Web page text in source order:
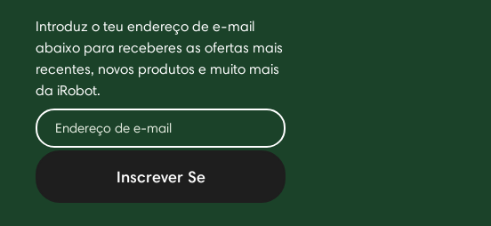
Introduz o teu endereço de e-mail
abaixo para receberes as ofertas mais
recentes, novos produtos e muito mais
da iRobot.
Inscrever Se